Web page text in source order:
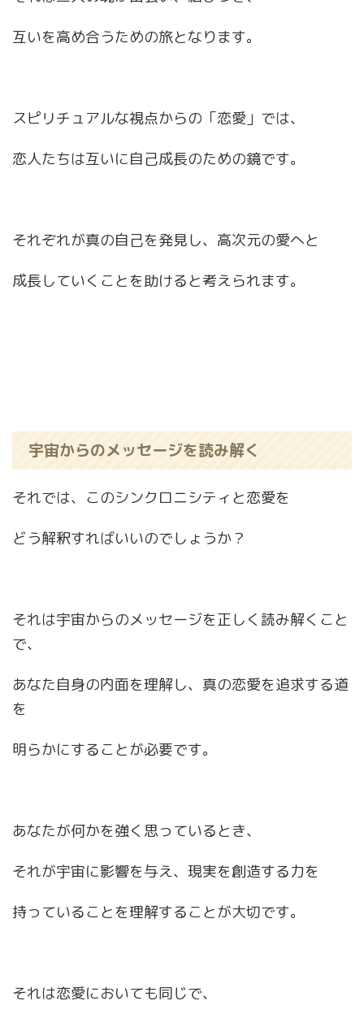
互いを高め合うための旅となります。
スピリチュアルな視点からの「恋愛」では、
恋人たちは互いに自己成長のための鏡です。
それぞれが真の自己を発見し、高次元の愛へと
成長していくことを助けると考えられます。
宇宙からのメッセージを読み解く
それでは、このシンクロニシティと恋愛を
どう解釈すればいいのでしょうか？
それは宇宙からのメッセージを正しく読み解くこと
で、
あなた自身の内面を理解し、真の恋愛を追求する道
を
明らかにすることが必要です。
あなたが何かを強く思っているとき、
それが宇宙に影響を与え、現実を創造する力を
持っていることを理解することが大切です。
それは恋愛においても同じで、